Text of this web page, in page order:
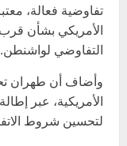
تفاوضية فعالة،
الأمريكي بشأن
التفاوضي لواشنطن.
وأضاف أن طهران
الأمريكية، عبر
لتحسين شروط